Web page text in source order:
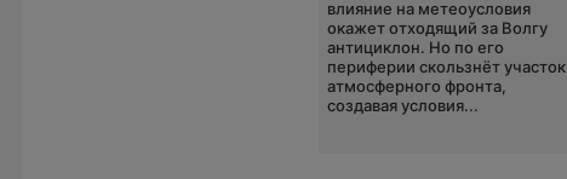
влияние на метеоусловия
окажет отходящий за Волгу
антициклон. Но по его
периферии скользнёт участок
атмосферного фронта,
создавая условия...